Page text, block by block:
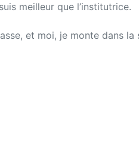
meilleur que l’institutrice.
et moi, je monte dans la